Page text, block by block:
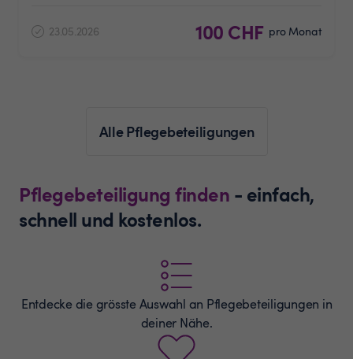
23.05.2026 100 CHF pro Monat
Alle Pflegebeteiligungen
Pflegebeteiligung finden - einfach,
schnell und kostenlos.
Entdecke die grösste Auswahl an Pflegebeteiligungen in
deiner Nähe.